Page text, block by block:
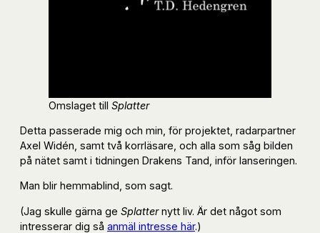
Omslaget till Splatter
Detta passerade mig och min, för projektet, radarpartner
Axel Widén, samt två korrläsare, och alla som såg bilden
på nätet samt i tidningen Drakens Tand, inför lanseringen.
Man blir hemmablind, som sagt.
(Jag skulle gärna ge Splatternytt liv. Är det något som
intresserar dig så anmäl intresse här.)